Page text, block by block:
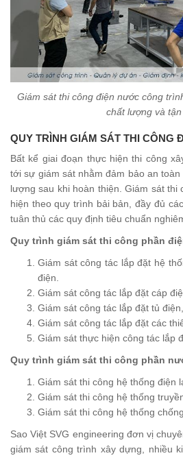
Giám sát thi công điện nước công
chất lượng và
QUY TRÌNH GIÁM SÁT THI CÔNG
Bất kể giai đoạn thực hiện thi công
tới sự giám sát nhằm đảm bảo an
lượng sau khi hoàn thiện. Giám sát
hiện theo quy trình bải bản, đầy đủ
tuân thủ các quy định tiêu chuẩn
Quy trình giám sát thi công phần
Giám sát công tác lắp đặt hệ
điện.
Giám sát công tác lắp đặt cáp
Giám sát công tác lắp đặt tủ
Giám sát công tác lắp đặt các
Giám sát thực hiện công tác lắp
Quy trình giám sát thi công phần
Giám sát thi công hệ thống điện
Giám sát thi công hệ thống
Giám sát thi công hệ thống
Sao Việt SVG engineering đơn vị
giám sát công trình xây dựng, nhiều